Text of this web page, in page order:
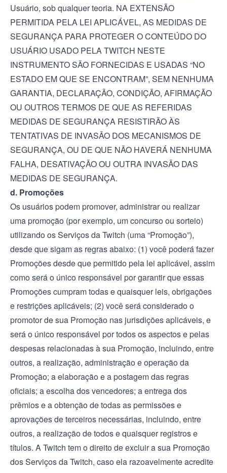
Usuário, sob qualquer teoria. NA EXTENSÃO
PERMITIDA PELA LEI APLICÁVEL, AS MEDIDAS DE
SEGURANÇA PARA PROTEGER O CONTEÚDO DO
USUÁRIO USADO PELA TWITCH NESTE
INSTRUMENTO SÃO FORNECIDAS E USADAS “NO
ESTADO EM QUE SE ENCONTRAM”, SEM NENHUMA
GARANTIA, DECLARAÇÃO, CONDIÇÃO, AFIRMAÇÃO
OU OUTROS TERMOS DE QUE AS REFERIDAS
MEDIDAS DE SEGURANÇA RESISTIRÃO ÀS
TENTATIVAS DE INVASÃO DOS MECANISMOS DE
SEGURANÇA, OU DE QUE NÃO HAVERÁ NENHUMA
FALHA, DESATIVAÇÃO OU OUTRA INVASÃO DAS
MEDIDAS DE SEGURANÇA.
d. Promoções
Os usuários podem promover, administrar ou realizar
uma promoção (por exemplo, um concurso ou sorteio)
utilizando os Serviços da Twitch (uma “Promoção”),
desde que sigam as regras abaixo: (1) você poderá fazer
Promoções desde que permitido pela lei aplicável, assim
como será o único responsável por garantir que essas
Promoções cumpram todas e quaisquer leis, obrigações
e restrições aplicáveis; (2) você será considerado o
promotor de sua Promoção nas jurisdições aplicáveis, e
será o único responsável por todos os aspectos e pelas
despesas relacionadas à sua Promoção, incluindo, entre
outros, a realização, administração e operação da
Promoção; a elaboração e a postagem das regras
oficiais; a escolha dos vencedores; a entrega dos
prêmios e a obtenção de todas as permissões e
aprovações de terceiros necessárias, incluindo, entre
outros, a realização de todos e quaisquer registros e
títulos. A Twitch tem o direito de excluir a sua Promoção
dos Serviços da Twitch, caso ela razoavelmente acredite